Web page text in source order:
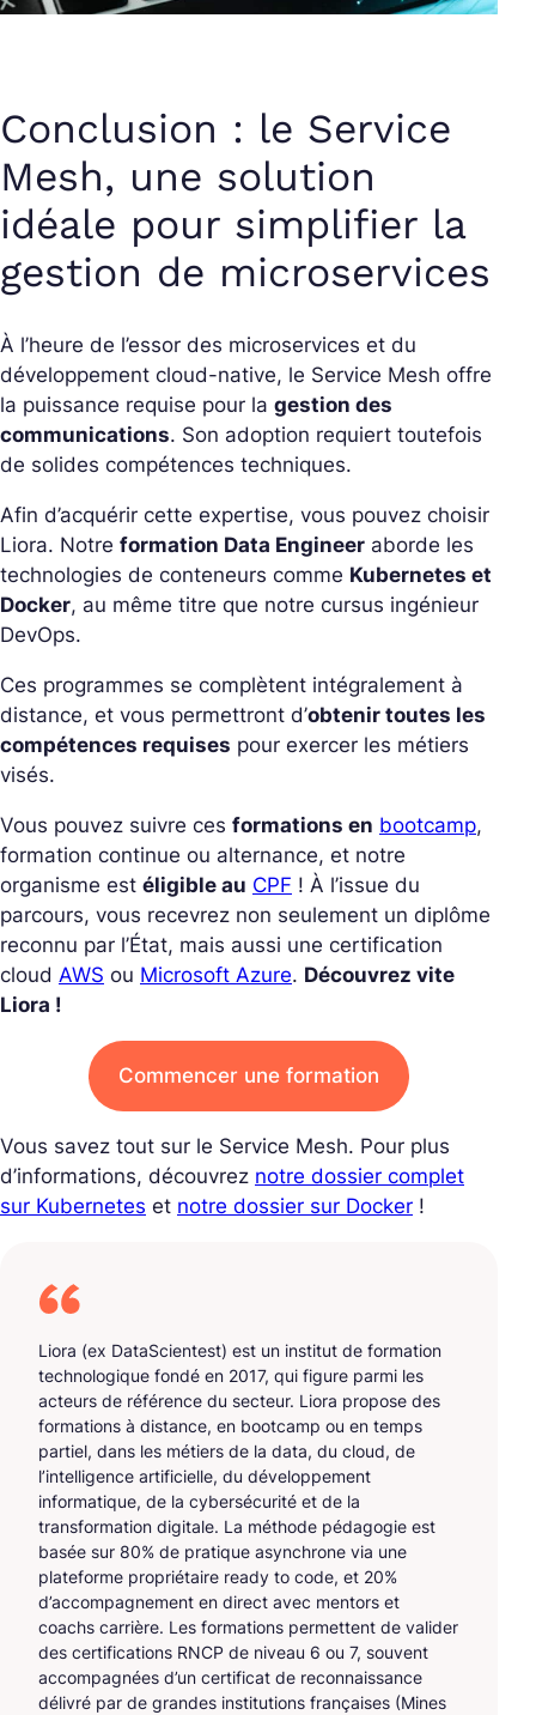
Conclusion : le Service
Mesh, une solution
idéale pour simplifier la
gestion de microservices
À l’heure de l’essor des microservices et du
développement cloud-native, le Service Mesh offre
la puissance requise pour la gestion des
communications. Son adoption requiert toutefois
de solides compétences techniques.
Afin d’acquérir cette expertise, vous pouvez choisir
Liora. Notre formation Data Engineer aborde les
technologies de conteneurs comme Kubernetes et
Docker, au même titre que notre cursus ingénieur
DevOps.
Ces programmes se complètent intégralement à
distance, et vous permettront d’obtenir toutes les
compétences requises pour exercer les métiers
visés.
Vous pouvez suivre ces formations en bootcamp,
formation continue ou alternance, et notre
organisme est éligible au CPF ! À l’issue du
parcours, vous recevrez non seulement un diplôme
reconnu par l’État, mais aussi une certification
cloud AWS ou Microsoft Azure. Découvrez vite
Liora !
Commencer une formation
Vous savez tout sur le Service Mesh. Pour plus
d’informations, découvrez notre dossier complet
sur Kubernetes et notre dossier sur Docker !
Liora (ex DataScientest) est un institut de formation
technologique fondé en 2017, qui figure parmi les
acteurs de référence du secteur. Liora propose des
formations à distance, en bootcamp ou en temps
partiel, dans les métiers de la data, du cloud, de
l’intelligence artificielle, du développement
informatique, de la cybersécurité et de la
transformation digitale. La méthode pédagogie est
basée sur 80% de pratique asynchrone via une
plateforme propriétaire ready to code, et 20%
d’accompagnement en direct avec mentors et
coachs carrière. Les formations permettent de valider
des certifications RNCP de niveau 6 ou 7, souvent
accompagnées d’un certificat de reconnaissance
délivré par de grandes institutions françaises (Mines